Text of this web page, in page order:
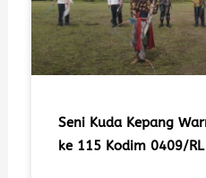
Seni Kuda Kepang
ke 115 Kodim 0409/RL